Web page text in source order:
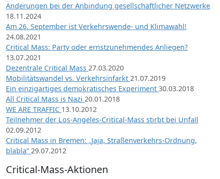
Änderungen bei der Anbindung gesellschaftlicher Netzwerke
18.11.2024
Am 26. September ist Verkehrswende- und Klimawahl!
24.08.2021
Critical Mass: Party oder ernstzunehmendes Anliegen?
13.07.2021
Dezentrale Critical Mass 27.03.2020
Mobilitätswandel vs. Verkehrsinfarkt 21.07.2019
Ein einzigartiges demokratisches Experiment 30.03.2018
All Critical Mass is Nazi 20.01.2018
WE ARE TRAFFIC 13.10.2012
Teilnehmer der Los-Angeles-Critical-Mass stirbt bei Unfall
02.09.2012
Critical Mass in Bremen: „Jaja, Straßenverkehrs-Ordnung,
blabla“ 29.07.2012
Critical-Mass-Aktionen